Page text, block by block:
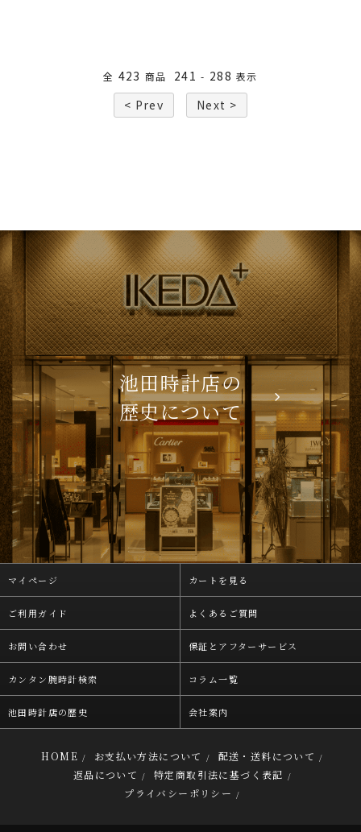
全 423 商品 241 - 288 表示
< Prev Next >
池田時計店の
歴史について
マイページ カートを見る
ご利用ガイド よくあるご質問
お問い合わせ 保証とアフターサービス
カンタン腕時計検索 コラム一覧
池田時計店の歴史 会社案内
HOME / お支払い方法について / 配送・送料について /
返品について / 特定商取引法に基づく表記 /
プライバシーポリシー /